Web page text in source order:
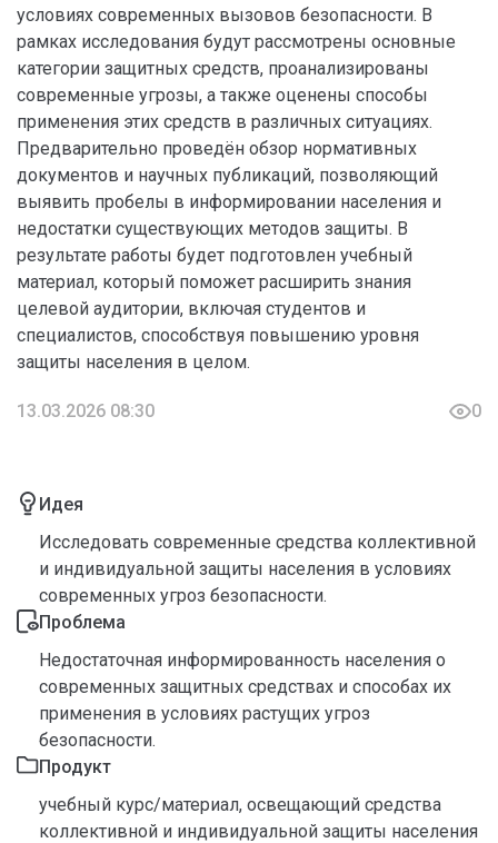
условиях современных вызовов безопасности. В
рамках исследования будут рассмотрены основные
категории защитных средств, проанализированы
современные угрозы, а также оценены способы
применения этих средств в различных ситуациях.
Предварительно проведён обзор нормативных
документов и научных публикаций, позволяющий
выявить пробелы в информировании населения и
недостатки существующих методов защиты. В
результате работы будет подготовлен учебный
материал, который поможет расширить знания
целевой аудитории, включая студентов и
специалистов, способствуя повышению уровня
защиты населения в целом.
13.03.2026 08:30 0
Идея
Исследовать современные средства коллективной
и индивидуальной защиты населения в условиях
современных угроз безопасности.
Проблема
Недостаточная информированность населения о
современных защитных средствах и способах их
применения в условиях растущих угроз
безопасности.
Продукт
учебный курс/материал, освещающий средства
коллективной и индивидуальной защиты населения